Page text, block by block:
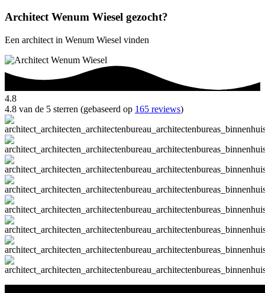
Architect Wenum Wiesel gezocht?
Een architect in Wenum Wiesel vinden
4.8
4.8 van de 5 sterren (gebaseerd op 165 reviews)